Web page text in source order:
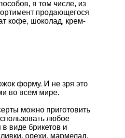
в том числе, из
продающегося
кофе, шоколад, крем-
форму. И не зря это
во всем мире.
можно приготовить
любое
виде брикетов и
орехи, мармелад,